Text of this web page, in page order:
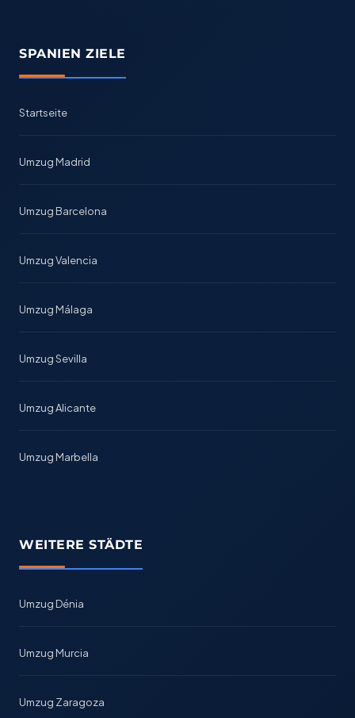
SPANIEN ZIELE
Startseite
Umzug Madrid
Umzug Barcelona
Umzug Valencia
Umzug Málaga
Umzug Sevilla
Umzug Alicante
Umzug Marbella
WEITERE STÄDTE
Umzug Dénia
Umzug Murcia
Umzug Zaragoza